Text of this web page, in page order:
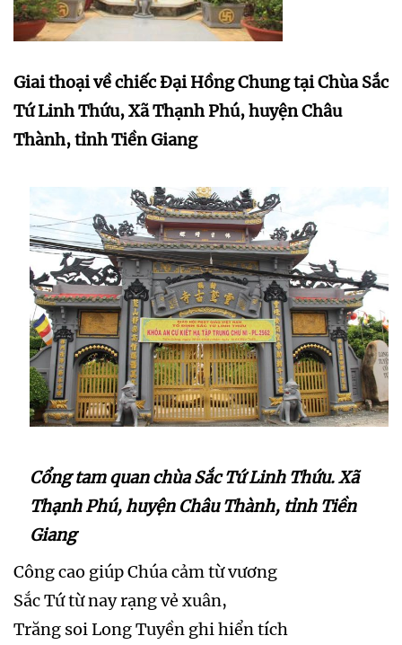
Giai thoại về chiếc Đại Hồng Chung tại Chùa Sắc
Tứ Linh Thứu, Xã Thạnh Phú, huyện Châu
Thành, tỉnh Tiền Giang
Cổng tam quan chùa Sắc Tứ Linh Thứu. Xã
Thạnh Phú, huyện Châu Thành, tỉnh Tiền
Giang
Công cao giúp Chúa cảm từ vương
Sắc Tứ từ nay rạng vẻ xuân,
Trăng soi Long Tuyền ghi hiển tích